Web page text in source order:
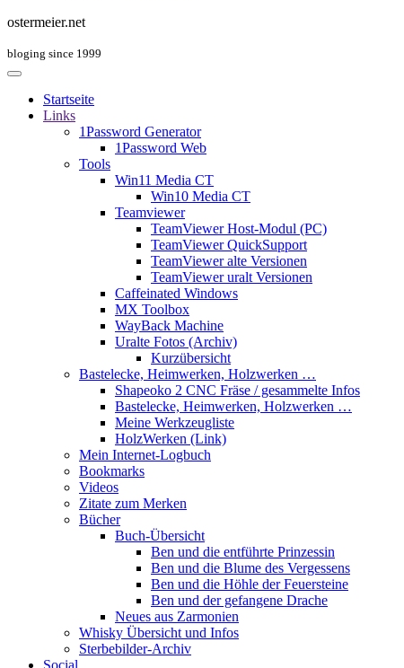
ostermeier.net
bloging since 1999
Startseite
Links
1Password Generator
1Password Web
Tools
Win11 Media CT
Win10 Media CT
Teamviewer
TeamViewer Host-Modul (PC)
TeamViewer QuickSupport
TeamViewer alte Versionen
TeamViewer uralt Versionen
Caffeinated Windows
MX Toolbox
WayBack Machine
Uralte Fotos (Archiv)
Kurzübersicht
Bastelecke, Heimwerken, Holzwerken …
Shapeoko 2 CNC Fräse / gesammelte Infos
Bastelecke, Heimwerken, Holzwerken …
Meine Werkzeugliste
HolzWerken (Link)
Mein Internet-Logbuch
Bookmarks
Videos
Zitate zum Merken
Bücher
Buch-Übersicht
Ben und die entführte Prinzessin
Ben und die Blume des Vergessens
Ben und die Höhle der Feuersteine
Ben und der gefangene Drache
Neues aus Zarmonien
Whisky Übersicht und Infos
Sterbebilder-Archiv
Social